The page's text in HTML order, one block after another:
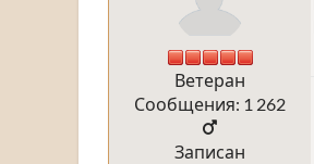
Ветеран
Сообщения: 1 262
Записан